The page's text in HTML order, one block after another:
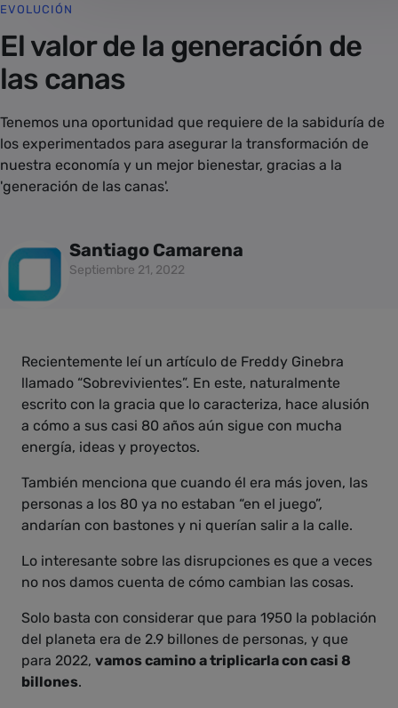
EVOLUCIÓN
El valor de la generación de
las canas
Tenemos una oportunidad que requiere de la sabiduría de
los experimentados para asegurar la transformación de
nuestra economía y un mejor bienestar, gracias a la
'generación de las canas'.
Santiago Camarena
Septiembre 21, 2022
Recientemente leí un artículo de Freddy Ginebra
llamado “Sobrevivientes”. En este, naturalmente
escrito con la gracia que lo caracteriza, hace alusión
a cómo a sus casi 80 años aún sigue con mucha
energía, ideas y proyectos.
También menciona que cuando él era más joven, las
personas a los 80 ya no estaban “en el juego”,
andarían con bastones y ni querían salir a la calle.
Lo interesante sobre las disrupciones es que a veces
no nos damos cuenta de cómo cambian las cosas.
Solo basta con considerar que para 1950 la población
del planeta era de 2.9 billones de personas, y que
para 2022, vamos camino a triplicarla con casi 8
billones.